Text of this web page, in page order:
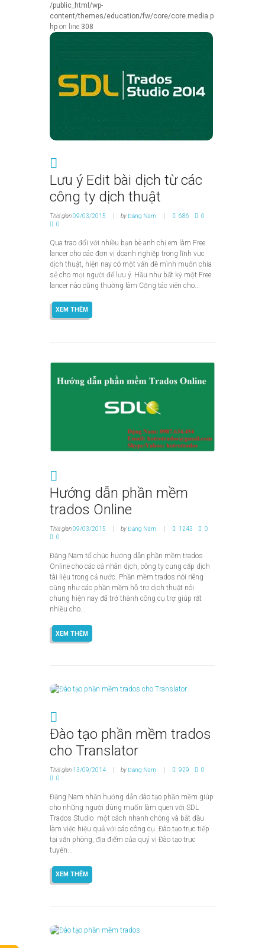
/public_html/wp-
content/themes/education/fw/core/core.media.p
hp on line 308
Lưu ý Edit bài dịch từ các
công ty dịch thuật
Thời gian09/03/2015 byĐặng Nam 686
0
0
Qua trao đổi với nhiều bạn bè anh chị em làm Free
lancer cho các đơn vị doanh nghiệp trong lĩnh vực
dịch thuật, hiện nay có một vấn đề mình muốn chia
sẻ cho mọi người để lưu ý. Hầu như bất kỳ một Free
lancer nào cũng thường làm Cộng tác viên cho...
XEM THÊM
Hướng dẫn phần mềm
trados Online
Thời gian09/03/2015 byĐặng Nam 1243
0
0
Đặng Nam tổ chức hướng dẫn phần mềm trados
Online cho các cá nhân dịch, công ty cung cấp dịch
tài liệu trong cả nước. Phần mềm trados nói riêng
cũng như các phần mềm hỗ trợ dịch thuật nói
chung hiện nay đã trở thành công cụ trợ giúp rất
nhiều cho...
XEM THÊM
Đào tạo phần mềm trados
cho Translator
Thời gian 13/09/2014 byĐặng Nam 929
0
0
Đặng Nam nhận hướng dẫn đào tạo phần mềm giúp
cho những người dùng muốn làm quen với SDL
Trados Studio một cách nhanh chóng và bắt đầu
làm việc hiệu quả với các công cụ. Đào tạo trực tiếp
tại văn phòng, địa điểm của quý vị Đào tạo trực
tuyến...
XEM THÊM